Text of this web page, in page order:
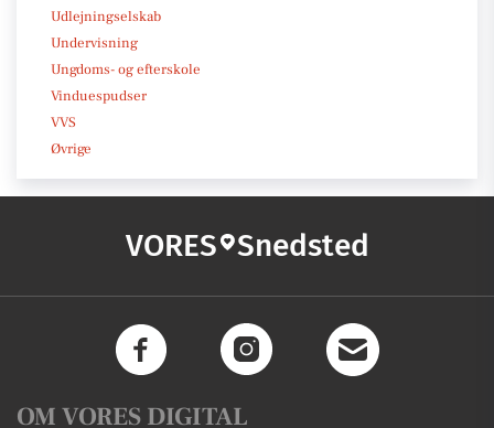
Udlejningselskab
Undervisning
Ungdoms- og efterskole
Vinduespudser
VVS
Øvrige
VORES Snedsted
OM VORES DIGITAL